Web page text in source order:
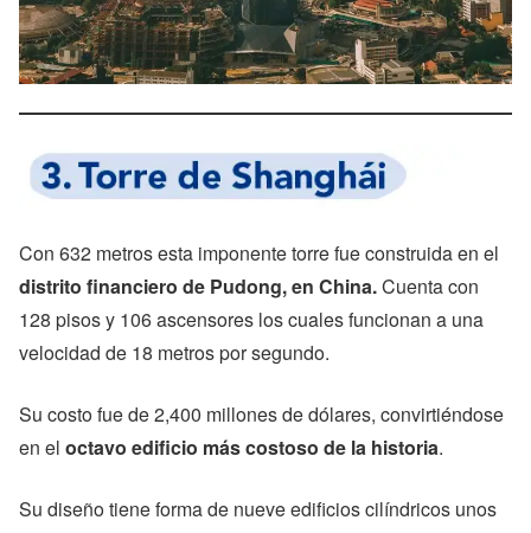
Con 632 metros esta imponente torre fue construida en el
distrito financiero de Pudong, en China.Cuenta con
128 pisos y 106 ascensores los cuales funcionan a una
velocidad de 18 metros por segundo.
Su costo fue de 2,400 millones de dólares, convirtiéndose
en el octavo edificio más costoso de la historia.
Su diseño tiene forma de nueve edificios cilíndricos unos